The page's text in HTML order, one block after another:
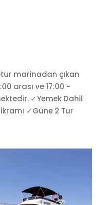
marinadan çıkan
arası ve 17:00 -
✓Yemek Dahil
✓Güne 2 Tur